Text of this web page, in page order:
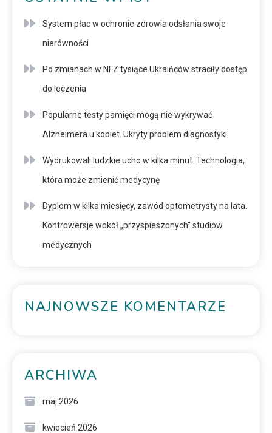
System płac w ochronie zdrowia odsłania swoje
nierówności
Po zmianach w NFZ tysiące Ukraińców straciły dostęp
do leczenia
Popularne testy pamięci mogą nie wykrywać
Alzheimera u kobiet. Ukryty problem diagnostyki
Wydrukowali ludzkie ucho w kilka minut. Technologia,
która może zmienić medycynę
Dyplom w kilka miesięcy, zawód optometrysty na lata.
Kontrowersje wokół „przyspieszonych” studiów
medycznych
NAJNOWSZE KOMENTARZE
ARCHIWA
maj 2026
kwiecień 2026